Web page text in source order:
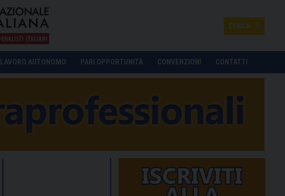
CERCA
LAVORO AUTONOMO PARI OPPORTUNITÀ CONVENZIONI CONTATTI